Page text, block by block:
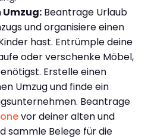
Umzug: Beantrage Urlaub
und organisiere einen
hast. Entrümple deine
oder verschenke Möbel,
Erstelle einen
Umzug und finde ein
Beantrage
vor deiner alten und
sammle Belege für die